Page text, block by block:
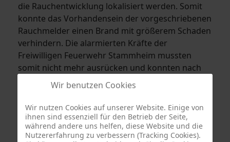
die Rauchentwicklung lokalisiert werden. Somit
konnte das Vorhandensein der vorgeschriebenen
Rauchmelder einen Brand mit größerem Schaden
verhindern. Die alarmierten Kräfte der
Freiwilligen Feuerwehr Stammheim mussten
somit nicht mehr ausrücken und konnten nach
ca. 10 Minuten den Einsatz abbrechen.
Wir benutzen Cookies
Wir nutzen Cookies auf unserer Website. Einige von
ihnen sind essenziell für den Betrieb der Seite,
während andere uns helfen, diese Website und die
Nutzererfahrung zu verbessern (Tracking Cookies).